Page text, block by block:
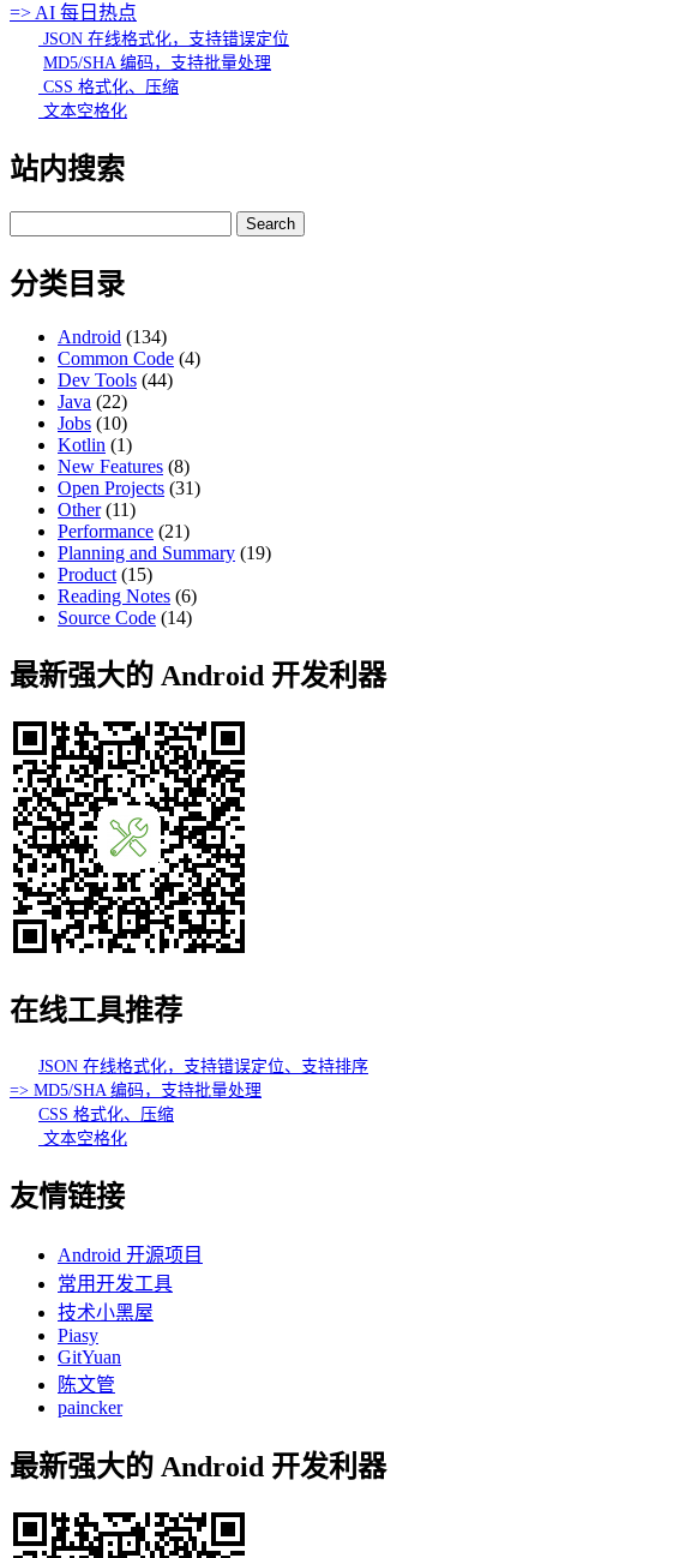
=> AI 每日热点
JSON 在线格式化，支持错误定位
MD5/SHA 编码，支持批量处理
CSS 格式化、压缩
文本空格化
站内搜索
for:
分类目录
Android (134)
Common Code (4)
Dev Tools (44)
Java (22)
Jobs (10)
Kotlin (1)
New Features (8)
Open Projects (31)
Other(11)
Performance (21)
Planning and Summary (19)
Product (15)
Reading Notes (6)
Source Code (14)
最新强大的 Android 开发利器
在线工具推荐
JSON 在线格式化，支持错误定位、支持排序
=> MD5/SHA 编码，支持批量处理
CSS 格式化、压缩
文本空格化
友情链接
Android 开源项目
常用开发工具
技术小黑屋
Piasy
GitYuan
陈文管
paincker
最新强大的 Android 开发利器